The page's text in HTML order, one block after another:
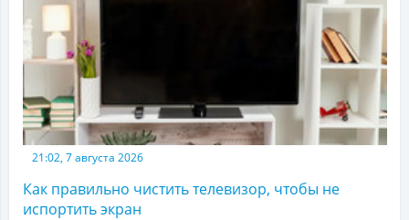
21:02, 7 августа 2026
Как правильно чистить телевизор, чтобы не
испортить экран